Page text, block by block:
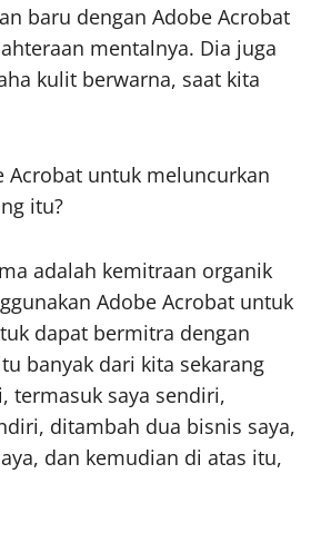
baru dengan Adobe Acrobat
mentalnya. Dia juga
kulit berwarna, saat kita
Acrobat untuk meluncurkan
itu?
adalah kemitraan organik
Adobe Acrobat untuk
dapat bermitra dengan
banyak dari kita sekarang
termasuk saya sendiri,
ditambah dua bisnis saya,
dan kemudian di atas itu,